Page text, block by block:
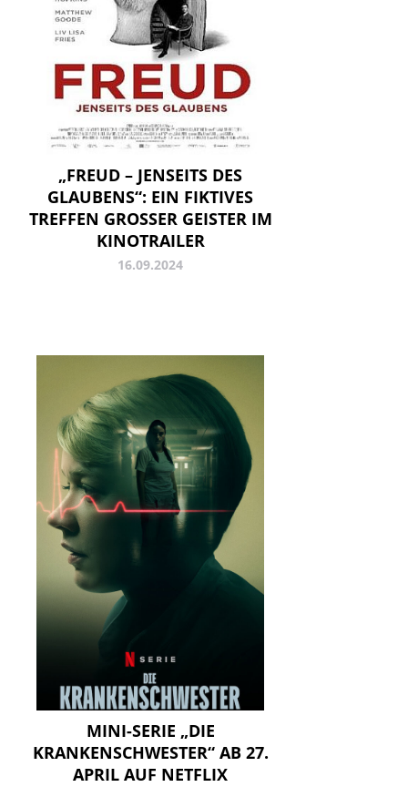
„FREUD – JENSEITS DES
GLAUBENS“: EIN FIKTIVES
TREFFEN GROSSER GEISTER IM K
INOTRAILER
16.09.2024
MINI-SERIE „DIE
KRANKENSCHWESTER“ AB 27.
APRIL AUF NETFLIX